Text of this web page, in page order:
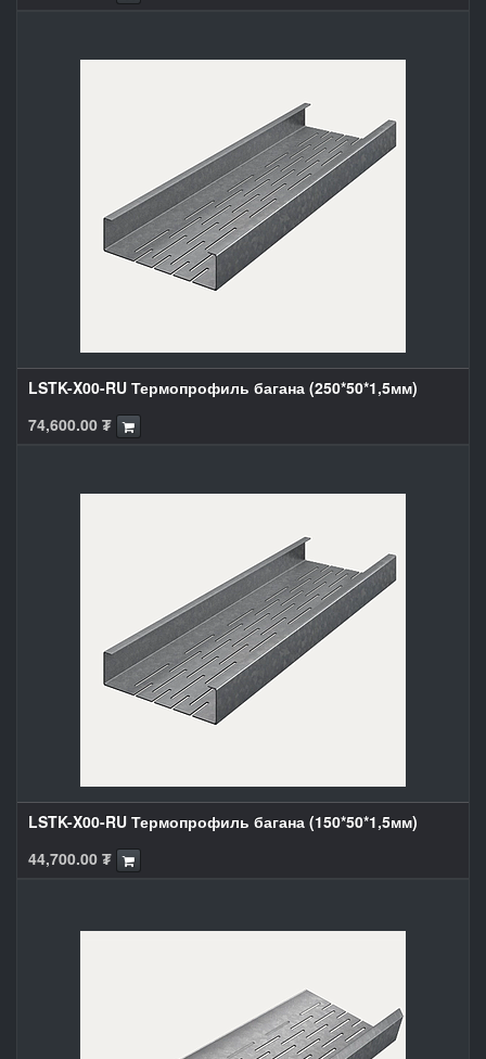
LSTK-X00-RU Термопрофиль багана (250*50*1,5мм)
74,600.00 ₮
LSTK-X00-RU Термопрофиль багана (150*50*1,5мм)
44,700.00 ₮